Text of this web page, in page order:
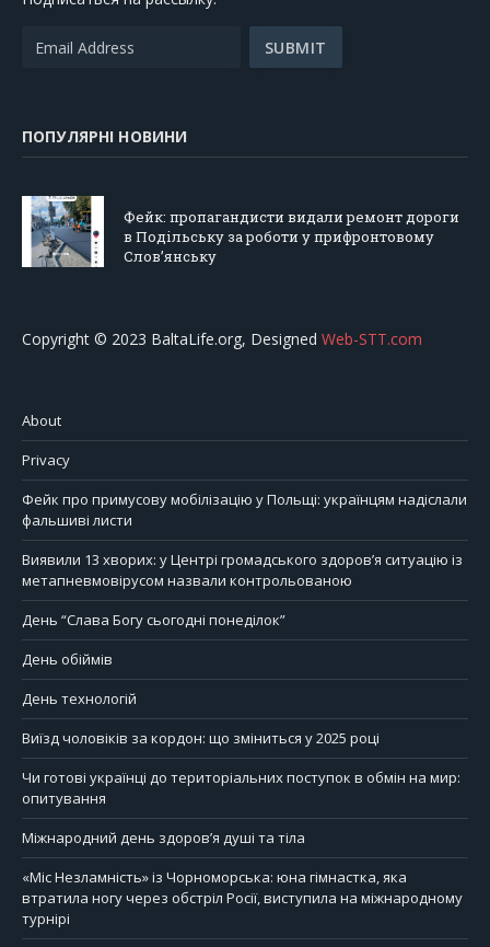
ПОПУЛЯРНІ НОВИНИ
Фейк: пропагандисти видали ремонт дороги
в Подільську за роботи у прифронтовому
Слов’янську
Copyright © 2023 BaltaLife.org, Designed Web-STT.com
About
Privacy
Фейк про примусову мобілізацію у Польщі: українцям надіслали
фальшиві листи
Виявили 13 хворих: у Центрі громадського здоров’я ситуацію із
метапневмовірусом назвали контрольованою
День “Слава Богу сьогодні понеділок”
День обіймів
День технологій
Виїзд чоловіків за кордон: що зміниться у 2025 році
Чи готові українці до територіальних поступок в обмін на мир:
опитування
Міжнародний день здоров’я душі та тіла
«Міс Незламність» із Чорноморська: юна гімнастка, яка
втратила ногу через обстріл Росії, виступила на міжнародному
турнірі